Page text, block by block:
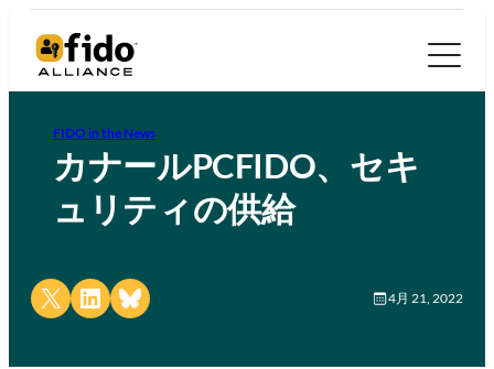
FIDO in the News
カナールPCFIDO、セキ
ュリティの供給
Share on X Share on LinkedIn
Share on Bluesky 4月 21, 2022